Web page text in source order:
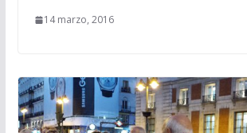
14 marzo, 2016